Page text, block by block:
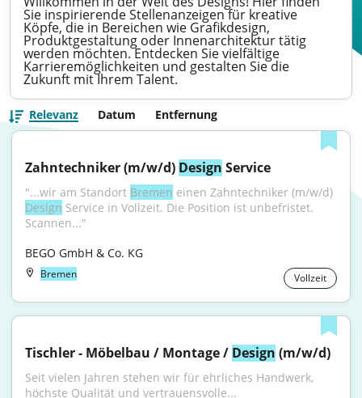
Sie inspirierende Stellenanzeigen für kreative
Köpfe, die in Bereichen wie Grafikdesign,
Produktgestaltung oder Innenarchitektur tätig
werden möchten. Entdecken Sie vielfältige
Karrieremöglichkeiten und gestalten Sie die
Zukunft mit Ihrem Talent.
Relevanz Datum Entfernung
Zahntechniker (m/w/d) Design Service
"...wir am Standort Bremen
Design Service in Vollzeit. Die Position ist unbefristet.
Scannen..."
BEGO GmbH & Co. KG
Bremen Vollzeit
Tischler - Möbelbau / Montage / Design (m/w/d)
Seit vielen Jahren stehen wir für ehrliches Handwerk,
höchste Qualität und vertrauensvolle...